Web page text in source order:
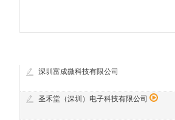
深圳富成微科技有限公司
圣禾堂（深圳）电子科技有限公司